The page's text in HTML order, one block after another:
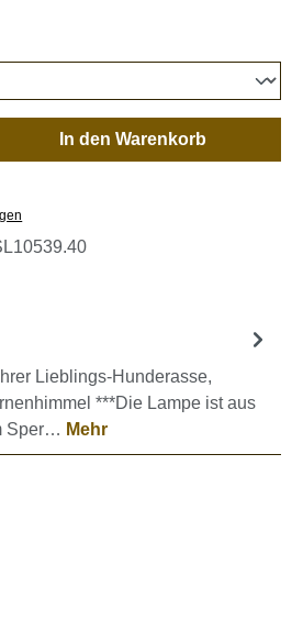
Gib den gewünschten
In den Warenkorb
Lieblings-Hunderasse,
***Die Lampe ist aus
Sper… Mehr